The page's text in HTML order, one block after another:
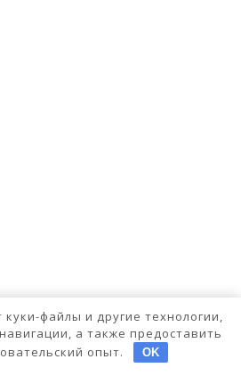
куки-файлы и другие технологии,
а также предоставить
опыт.
OK